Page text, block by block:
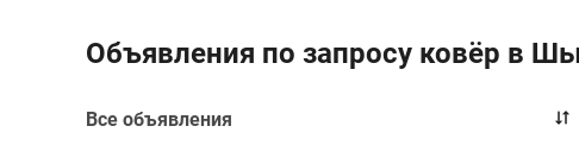
Объявления по запросу ковёр в
Все объявления